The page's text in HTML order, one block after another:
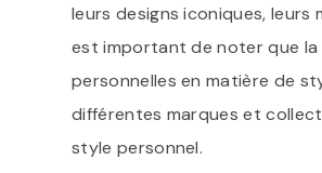
leurs designs iconiques,
est important de noter que la
personnelles en matière de
différentes marques et
style personnel.